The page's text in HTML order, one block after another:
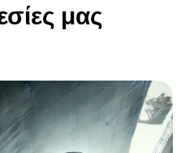
μας